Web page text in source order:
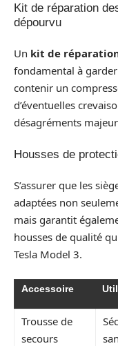
Kit de réparation
dépourvu
Un kit de
fondamental à
contenir un
d’éventuelles
désagréments
Housses de
S’assurer que les
adaptées non
mais garantit
housses de qualité
Tesla Model 3.
Accessoire
Trousse de
secours